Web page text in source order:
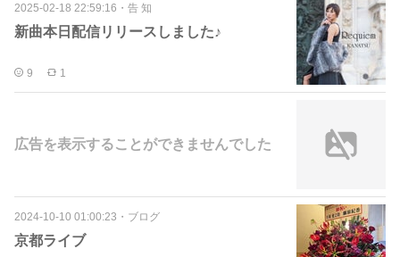
2025-02-18 22:59:16 ・ 告 知
新曲本日配信リリースしました♪
9 1
広告を表示することができませんでした
2024-10-10 01:00:23 ・ ブログ
京都ライブ